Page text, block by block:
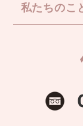
私たちのこ